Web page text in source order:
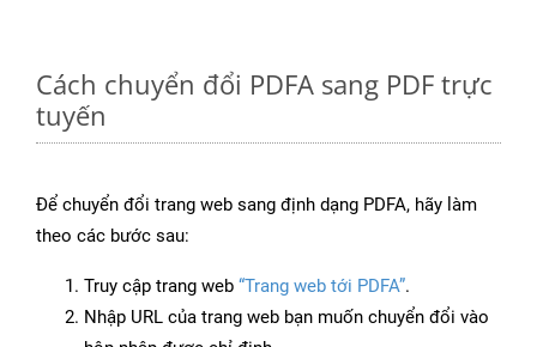
Cách chuyển đổi PDFA sang PDF trực
tuyến
Để chuyển đổi trang web sang định dạng PDFA, hãy làm
theo các bước sau:
Truy cập trang web “Trang web tới PDFA”.
Nhập URL của trang web bạn muốn chuyển đổi vào